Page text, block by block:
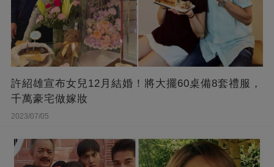
許紹雄宣布女兒12月結婚！將大擺60桌備8套禮服，
千萬豪宅做嫁妝
2023/07/05